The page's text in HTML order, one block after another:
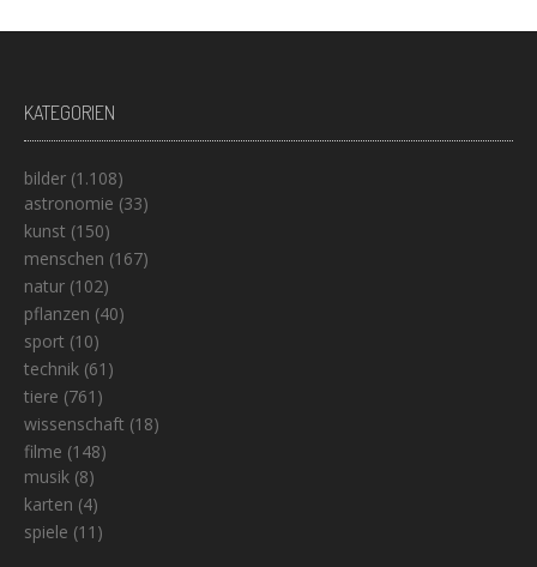
KATEGORIEN
bilder (1.108)
astronomie (33)
kunst (150)
menschen (167)
natur (102)
pflanzen (40)
sport (10)
technik (61)
tiere (761)
wissenschaft (18)
filme (148)
musik (8)
karten (4)
spiele (11)